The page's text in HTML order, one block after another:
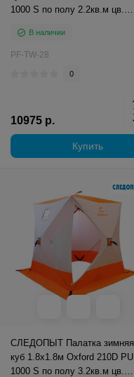
1000 S по полу 2.2кв.м цв.
В наличии
PF-TW-28
0
10975 р.
Купить
СЛЕДОПЫТ Палатка зимняя
куб 1.8х1.8м Oxford 210D PU
1000 S по полу 3.2кв.м цв.